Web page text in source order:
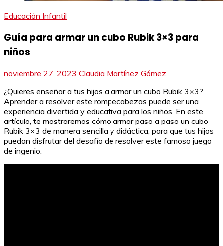
Educación Infantil
Guía para armar un cubo Rubik 3×3 para
niños
noviembre 27, 2023 Claudia Martínez Gómez
¿Quieres enseñar a tus hijos a armar un cubo Rubik 3×3?
Aprender a resolver este rompecabezas puede ser una
experiencia divertida y educativa para los niños. En este
artículo, te mostraremos cómo armar paso a paso un cubo
Rubik 3×3 de manera sencilla y didáctica, para que tus hijos
puedan disfrutar del desafío de resolver este famoso juego
de ingenio.